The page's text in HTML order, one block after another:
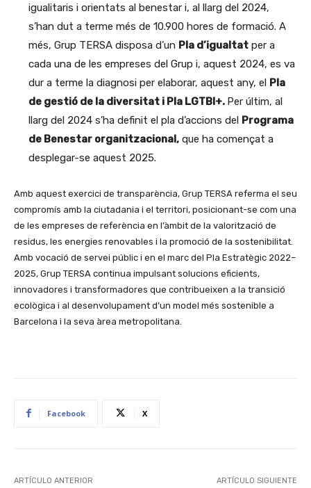
igualitaris i orientats al benestar i, al llarg del 2024,
s’han dut a terme més de 10.900 hores de formació. A
més, Grup TERSA disposa d’un Pla d’igualtat per a
cada una de les empreses del Grup i, aquest 2024, es va
dur a terme la diagnosi per elaborar, aquest any, el Pla
de gestió de la diversitat i Pla LGTBI+. Per últim, al
llarg del 2024 s’ha definit el pla d’accions del Programa
de Benestar organitzacional, que ha començat a
desplegar-se aquest 2025.
Amb aquest exercici de transparència, Grup TERSA referma el seu
compromís amb la ciutadania i el territori, posicionant-se com una
de les empreses de referència en l’àmbit de la valorització de
residus, les energies renovables i la promoció de la sostenibilitat.
Amb vocació de servei públic i en el marc del Pla Estratègic 2022–
2025, Grup TERSA continua impulsant solucions eficients,
innovadores i transformadores que contribueixen a la transició
ecològica i al desenvolupament d’un model més sostenible a
Barcelona i la seva àrea metropolitana.
Facebook X
ARTÍCULO ANTERIOR ARTÍCULO SIGUIENTE